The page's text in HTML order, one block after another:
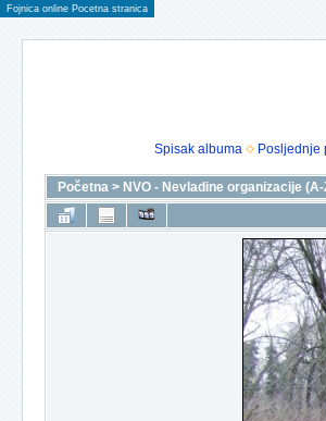
Fojnica online Pocetna stranica
Spisak albuma
Posljednje
Početna > NVO - Nevladine organizacije (A-